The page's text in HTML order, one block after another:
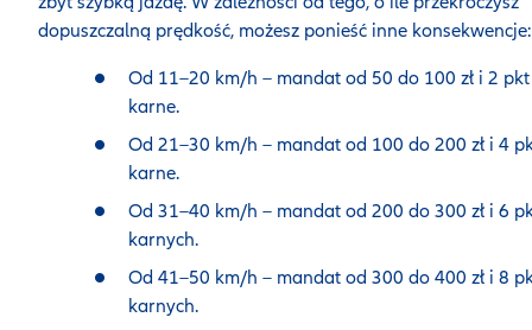
dopuszczalną prędkość, możesz ponieść inne konsekwencje:
Od 11–20 km/h – mandat od 50 do 100 zł i 2 pkt
karne.
Od 21–30 km/h – mandat od 100 do 200 zł i 4
karne.
Od 31–40 km/h – mandat od 200 do 300 zł i 6
karnych.
Od 41–50 km/h – mandat od 300 do 400 zł i 8
karnych.